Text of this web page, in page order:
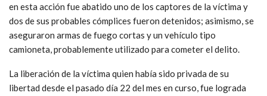
en esta acción fue abatido uno de los captores de la víctima y
dos de sus probables cómplices fueron detenidos; asimismo, se
aseguraron armas de fuego cortas y un vehículo tipo
camioneta, probablemente utilizado para cometer el delito.
La liberación de la víctima quien había sido privada de su
libertad desde el pasado día 22 del mes en curso, fue lograda